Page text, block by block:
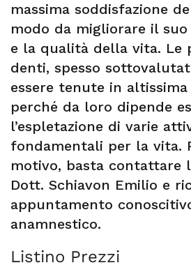
massima soddisfazione
modo da migliorare il
e la qualità della vita. Le
denti, spesso
essere tenute in altissima
perché da loro dipende
l’espletazione di varie
fondamentali per la vita.
motivo, basta contattare
Dott. Schiavon Emilio e
appuntamento
anamnestico.
Listino Prezzi